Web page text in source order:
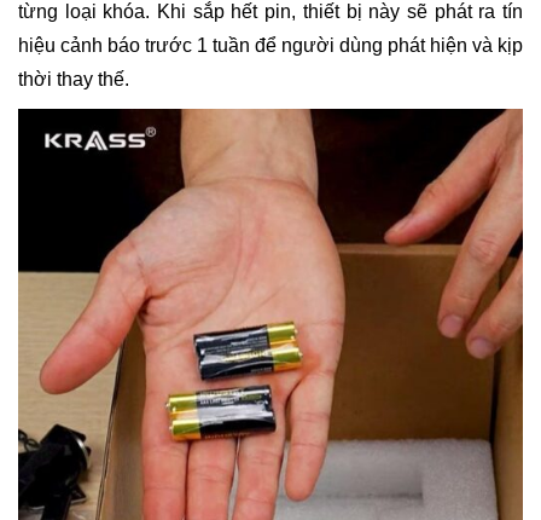
từng loại khóa. Khi sắp hết pin, thiết bị này sẽ phát ra tín
hiệu cảnh báo trước 1 tuần để người dùng phát hiện và kịp
thời thay thế.